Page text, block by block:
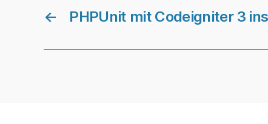
← PHPUnit mit Codeigniter 3